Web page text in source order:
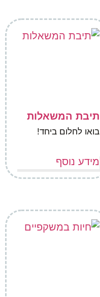
תיבת המשאלות
בואו לחלום ביחד!
מידע נוסף